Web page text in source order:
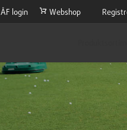
ÅF login Webshop